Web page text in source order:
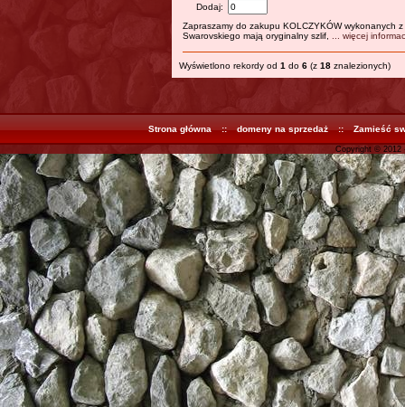
Dodaj:
Zapraszamy do zakupu KOLCZYKÓW wykonanych
Swarovskiego mają oryginalny szlif,
... więcej
Wyświetlono rekordy od 1 do 6 (z 18 znalezionych)
Strona główna :: domeny na sprzedaż :: Zamieść
Copyright © 2012